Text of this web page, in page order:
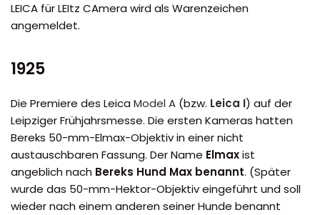
LEICA für LEItz CAmera wird als Warenzeichen
angemeldet.
1925
Die Premiere des Leica Model A (bzw. Leica I) auf der
Leipziger Frühjahrsmesse. Die ersten Kameras hatten
Bereks 50-mm-Elmax-Objektiv in einer nicht
austauschbaren Fassung. Der Name Elmaxist
angeblich nach Bereks Hund Max benannt. (Später
wurde das 50-mm-Hektor-Objektiv eingeführt und soll
wieder nach einem anderen seiner Hunde benannt